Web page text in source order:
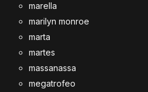
marella
marilyn monroe
marta
martes
massanassa
megatrofeo